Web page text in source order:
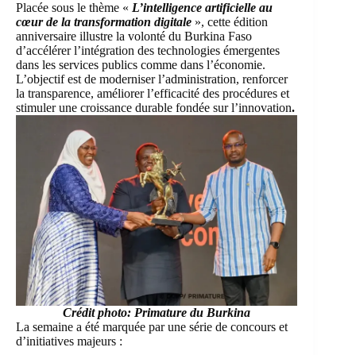
Placée sous le thème « L’intelligence artificielle au
cœur de la transformation digitale », cette édition
anniversaire illustre la volonté du Burkina Faso
d’accélérer l’intégration des technologies émergentes
dans les services publics comme dans l’économie.
L’objectif est de moderniser l’administration, renforcer
la transparence, améliorer l’efficacité des procédures et
stimuler une croissance durable fondée sur l’innovation.
Crédit photo: Primature du Burkina
La semaine a été marquée par une série de concours et
d’initiatives majeurs :